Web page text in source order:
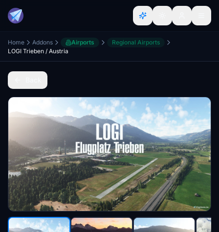
Home Addons Airports
Regional Airports
LOGI Trieben / Austria